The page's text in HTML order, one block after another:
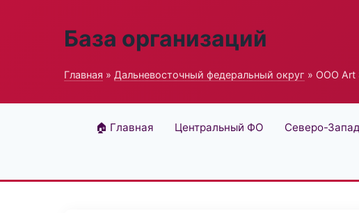
База организаций
Главная » Дальневосточный федеральный округ » ООО Art
🏠 Главная Центральный ФО Северо-